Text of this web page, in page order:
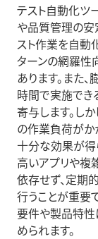
テスト自動化ツ
や品質管理の安
スト作業を自動
ターンの網羅性
あります。また
時間で実施でき
寄与します。し
の作業負荷がか
十分な効果が得
高いアプリや複
依存せず、定期
行うことが重要
要件や製品特性
められます。